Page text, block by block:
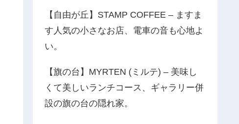
【自由が丘】STAMP COFFEE – ますま
す人気の小さなお店、電車の音も心地よ
い。
【旗の台】MYRTEN (ミルテ) – 美味し
くて美しいランチコース、ギャラリー併
設の旗の台の隠れ家。